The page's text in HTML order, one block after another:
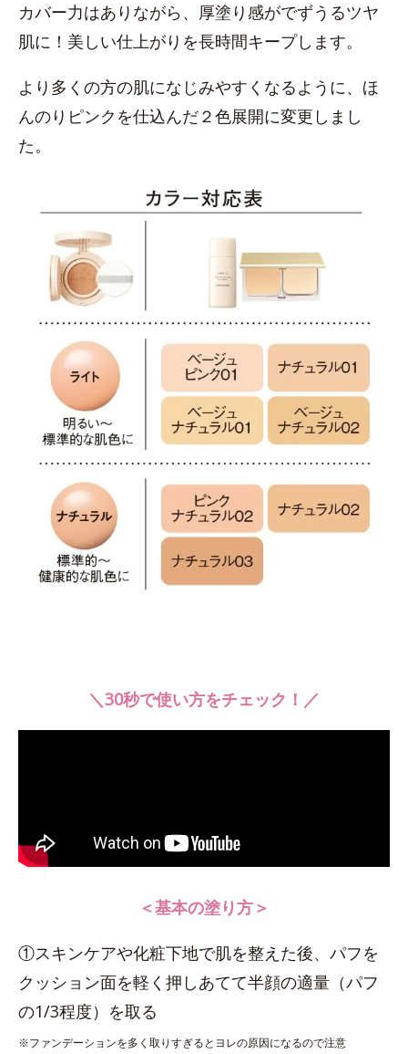
カバー力はありながら、厚塗り感がでずうるツヤ
肌に！美しい仕上がりを長時間キープします。
より多くの方の肌になじみやすくなるように、ほ
んのりピンクを仕込んだ２色展開に変更しまし
た。
＼30秒で使い方をチェック！／
＜基本の塗り方＞
①スキンケアや化粧下地で肌を整えた後、パフを
クッション面を軽く押しあてて半顔の適量（パフ
の1/3程度）を取る
※ファンデーションを多く取りすぎるとヨレの原因になるので注意